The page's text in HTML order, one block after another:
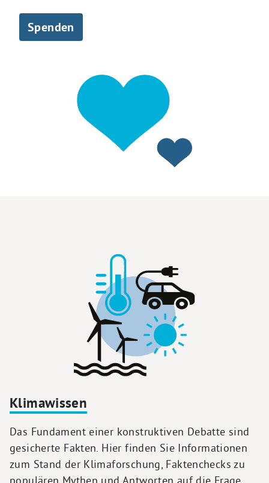
Spenden
Klimawissen
Das Fundament einer konstruktiven Debatte sind
gesicherte Fakten. Hier finden Sie Informationen
zum Stand der Klimaforschung, Faktenchecks zu